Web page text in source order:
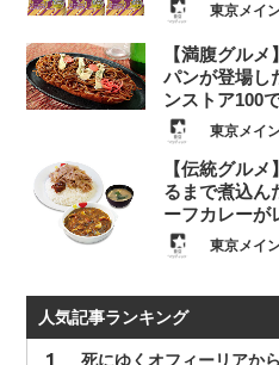
東京メイ
【満腹グル
パンが登場し
ンストア100
東京メイ
【伝統グル
るまで煮込ん
ーフカレーが
東京メイ
人気記事ランキング
死にゆくオフィーリアか